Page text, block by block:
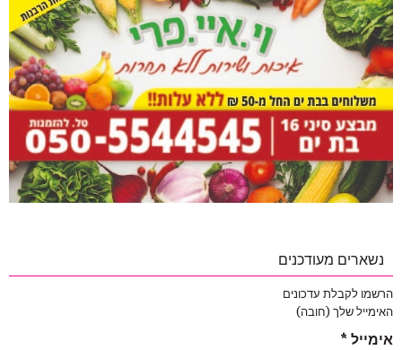
נשארים מעודכנים
הרשמו לקבלת עדכונים
האימייל שלך (חובה)
אימייל *